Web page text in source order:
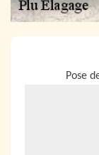
Pose